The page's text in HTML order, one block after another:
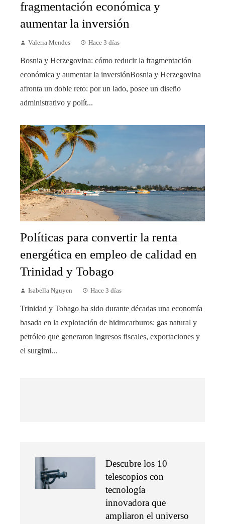
fragmentación económica y
aumentar la inversión
Valeria Mendes Hace 3 días
Bosnia y Herzegovina: cómo reducir la fragmentación
económica y aumentar la inversiónBosnia y Herzegovina
afronta un doble reto: por un lado, posee un diseño
administrativo y polít...
Políticas para convertir la renta
energética en empleo de calidad en
Trinidad y Tobago
Isabella Nguyen Hace 3 días
Trinidad y Tobago ha sido durante décadas una economía
basada en la explotación de hidrocarburos: gas natural y
petróleo que generaron ingresos fiscales, exportaciones y
el surgimi...
Descubre los 10
telescopios con
tecnología
innovadora que
ampliaron el universo